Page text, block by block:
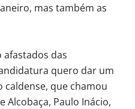
mas também as
afastados das
quero dar um
caldense, que chamou
Alcobaça, Paulo Inácio,